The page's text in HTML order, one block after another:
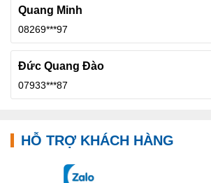
Quang Minh
08269***97
Đức Quang Đào
07933***87
HỖ TRỢ KHÁCH HÀNG